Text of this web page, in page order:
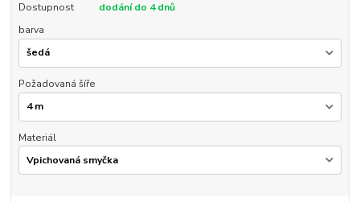
Dostupnost
dodání do 4 dnů
barva
Požadovaná šíře
Materiál